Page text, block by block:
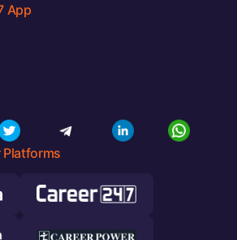
App
Platforms